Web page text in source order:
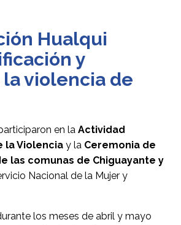
Hualqui
y
violencia de
en la Actividad
la Violenciay la Ceremonia de
las comunas de Chiguayante y
Nacional de la Mujer y
los meses de abril y mayo